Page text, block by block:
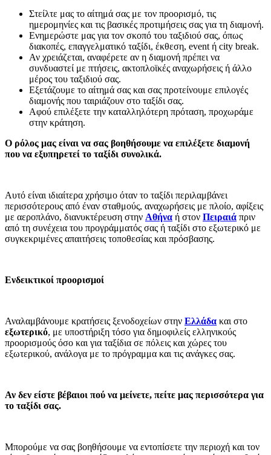
Στείλτε μας το αίτημά σας με τον προορισμό, τις
ημερομηνίες και τις βασικές προτιμήσεις σας για τη διαμονή.
Ενημερώστε μας για τον σκοπό του ταξιδιού σας, όπως
διακοπές, επαγγελματικό ταξίδι, έκθεση, event ή city break.
Αν χρειάζεται, αναφέρετε αν η διαμονή πρέπει να
συνδυαστεί με πτήσεις, ακτοπλοϊκές αναχωρήσεις ή άλλο
μέρος του ταξιδιού σας.
Εξετάζουμε το αίτημά σας και σας προτείνουμε επιλογές
διαμονής που ταιριάζουν στο ταξίδι σας.
Αφού επιλέξετε την καταλληλότερη πρόταση, προχωράμε
στην κράτηση.
Ο ρόλος μας είναι να σας βοηθήσουμε να επιλέξετε διαμονή
που να εξυπηρετεί το ταξίδι συνολικά.
Αυτό είναι ιδιαίτερα χρήσιμο όταν το ταξίδι περιλαμβάνει
περισσότερους από έναν σταθμούς, αναχωρήσεις με πλοίο, αφίξεις
με αεροπλάνο, διανυκτέρευση στην Αθήνα ή στον Πειραιά πριν
από τη συνέχεια του προγράμματός σας ή ταξίδι στο εξωτερικό με
συγκεκριμένες απαιτήσεις τοποθεσίας και πρόσβασης.
Ενδεικτικοί προορισμοί
Αναλαμβάνουμε κρατήσεις ξενοδοχείων στην Ελλάδα και στο
εξωτερικό, με υποστήριξη τόσο για δημοφιλείς ελληνικούς
προορισμούς όσο και για ταξίδια σε πόλεις και χώρες του
εξωτερικού, ανάλογα με το πρόγραμμα και τις ανάγκες σας.
Αν δεν είστε βέβαιοι πού να μείνετε, πείτε μας περισσότερα για
το ταξίδι σας.
Μπορούμε να σας βοηθήσουμε να εντοπίσετε την περιοχή και τον